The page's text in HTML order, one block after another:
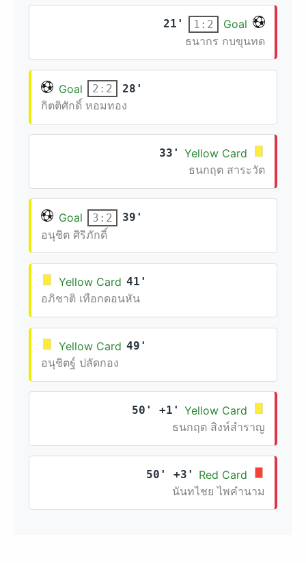
21' 1:2
Goal
ธนากร กบขุนทด
Goal 2:2 28'
กิตติศักดิ์ หอมทอง
33' Yellow Card
ธนกฤต สาระวัต
Goal 3:2 39'
อนุชิต ศิริภักดิ์
Yellow Card 41'
อภิชาติ เทือกดอนหัน
Yellow Card 49'
อนุชิตฐ์ ปลัดกอง
50' +1' Yellow Card
ธนกฤต สิงห์สำราญ
50' +3'
Red Card
นันทไชย ไพคำนาม